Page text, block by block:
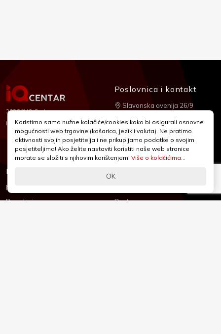
2026 © IQ Centar
Izrada:Nubilus
Informacije
Novosti & Promocije
Brandovi
Podrška
Dostava
Poslovnica i kontakt
Slavonska avenija 26/9
+385 1 2455 950
webshop@iqcentar.hr
Pon - Pet od 9 - 17h
Koristimo samo nužne kolačiće/cookies kako bi osigurali osnovne
mogućnosti web trgovine (košarica, jezik i valuta). Ne pratimo
aktivnosti svojih posjetitelja i ne prikupljamo podatke o svojim
posjetiteljima! Ako želite nastaviti koristiti naše web stranice
morate se složiti s njihovim korištenjem! Više o kolačićima...
OK